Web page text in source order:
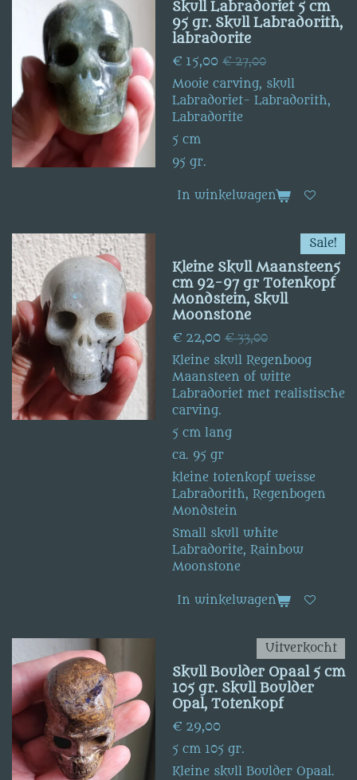
Skull Labradoriet 5 cm
95 gr. Skull Labradorith,
labradorite
€ 15,00 € 27,00
Mooie carving, skull
Labradoriet- Labradorith,
Labradorite
5 cm
95 gr.
In winkelwagen
Sale!
Kleine Skull Maansteen5
cm 92-97 gr Totenkopf
Mondstein, Skull
Moonstone
€ 22,00 € 33,00
Kleine skull Regenboog
Maansteen of witte
Labradoriet met realistische
carving.
5 cm lang
ca. 95 gr
kleine totenkopf weisse
Labradorith, Regenbogen
Mondstein
Small skull white
Labradorite, Rainbow
Moonstone
In winkelwagen
Uitverkocht
Skull Boulder Opaal 5 cm
105 gr. Skull Boulder
Opal, Totenkopf
€ 29,00
5 cm 105 gr.
Kleine skull Boulder Opaal.